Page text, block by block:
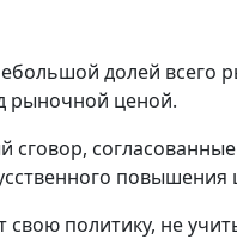
долей всего
рыночной ценой.
повышения
свою политику, не